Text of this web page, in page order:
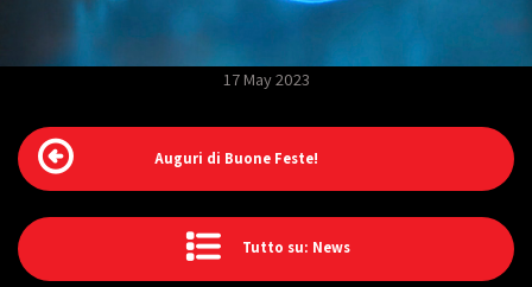
17 May 2023
Auguri di Buone Feste!
Tutto su: News